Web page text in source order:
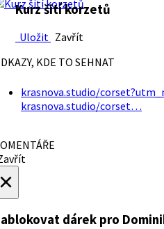
Kurz šití korzetů
Uložit Zavřít
KDE TO SEHNAT
krasnova.studio/
krasnova.studio/corset…
dárek pro